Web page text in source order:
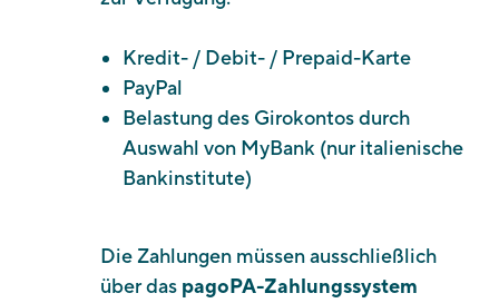
Kredit- / Debit- / Prepaid-Karte
PayPal
Belastung des Girokontos durch
Auswahl von MyBank (nur italienische
Bankinstitute)
Die Zahlungen müssen ausschließlich
über das pagoPA-Zahlungssystem